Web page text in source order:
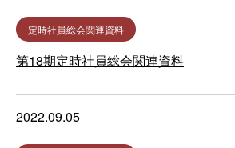
定時社員総会関連資料
第18期定時社員総会関連資料
2022.09.05